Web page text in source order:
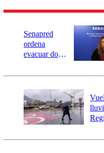
Senapred
ordena
evacuar dos
Carahue por
río Damas:
activa
mensajería
SAE
este